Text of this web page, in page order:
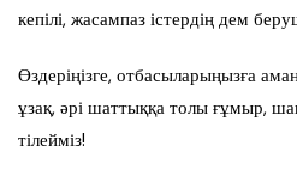
кепілі, жасампаз істердің дем
Өздеріңізге, отбасыларыңызға
ұзақ, әрі шаттыққа толы ғұмыр,
тілейміз!